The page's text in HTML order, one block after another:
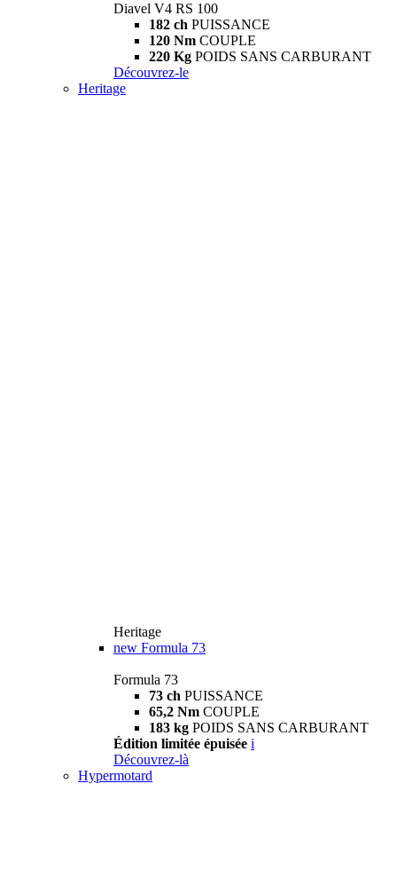
Diavel V4 RS 100
182 ch PUISSANCE
120 Nm COUPLE
220 Kg POIDS SANS CARBURANT
Découvrez-le
Heritage
Heritage
new Formula 73
Formula 73
73 ch PUISSANCE
65,2 Nm COUPLE
183 kg POIDS SANS CARBURANT
Édition limitée épuisée i
Découvrez-là
Hypermotard